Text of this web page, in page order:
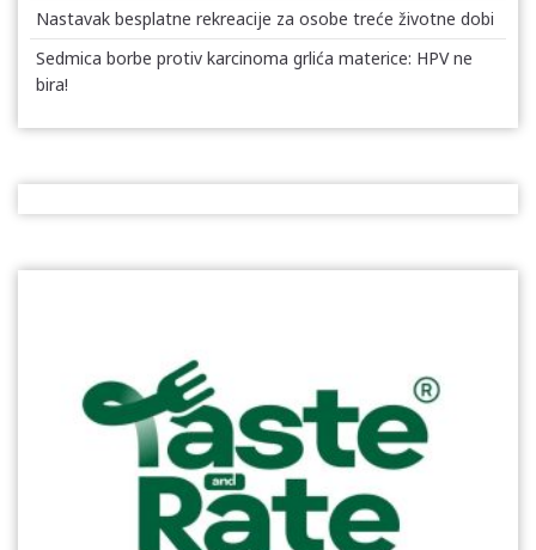
Nastavak besplatne rekreacije za osobe treće životne dobi
Sedmica borbe protiv karcinoma grlića materice: HPV ne
bira!